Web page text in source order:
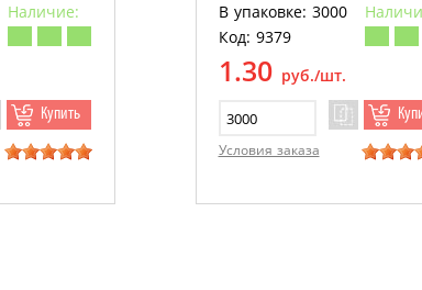
Наличие:
Купить
В упаковке: 3000
Код: 9379
1.30 руб./шт.
Условия заказа